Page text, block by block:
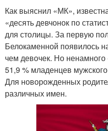
Как выяснил «МК»,
«десять девчонок по
для столицы. За первую
Белокаменной появилось
чем девочек. Но
51,9 % младенцев
Для новорожденных
различных имен.